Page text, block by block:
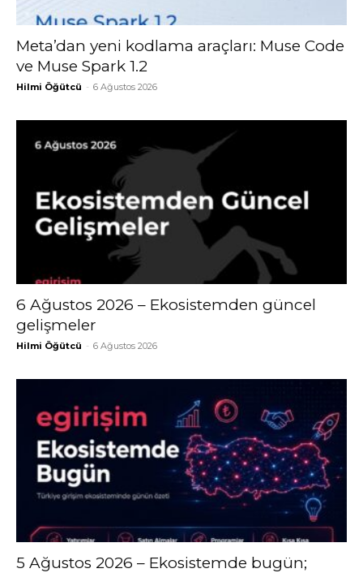
Meta’dan yeni kodlama araçları: Muse Code
ve Muse Spark 1.2
Hilmi Öğütcü - 6 Ağustos 2026
6 Ağustos 2026 – Ekosistemden güncel
gelişmeler
Hilmi Öğütcü - 6 Ağustos 2026
5 Ağustos 2026 – Ekosistemde bugün;